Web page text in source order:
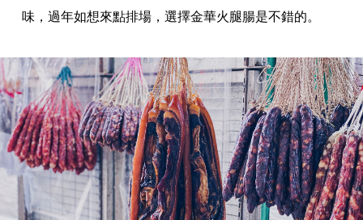
味，過年如想來點排場，選擇金華火腿腸是不錯的。